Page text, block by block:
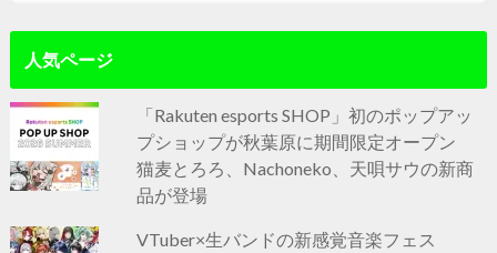
人気ページ
「Rakuten esports SHOP」初のポップアッ
プショップが秋葉原に期間限定オープン
猫麦とろろ、Nachoneko、天唄サウの新商
品が登場
VTuber×生バンドの新感覚音楽フェス